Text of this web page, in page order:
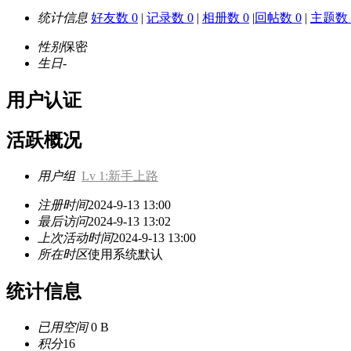
统计信息 好友数 0 | 记录数 0 | 相册数 0 |回帖数 0 | 主题数
性别保密
生日-
用户认证
活跃概况
用户组 Lv 1:新手上路
注册时间2024-9-13 13:00
最后访问2024-9-13 13:02
上次活动时间2024-9-13 13:00
所在时区使用系统默认
统计信息
已用空间0 B
积分16